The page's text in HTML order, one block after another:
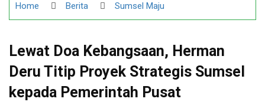
Home Berita Sumsel Maju
Lewat Doa Kebangsaan, Herman
Deru Titip Proyek Strategis Sumsel
kepada Pemerintah Pusat